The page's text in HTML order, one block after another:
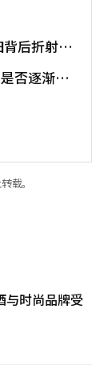
后折射经
否逐渐淡
载。
与时尚品牌受